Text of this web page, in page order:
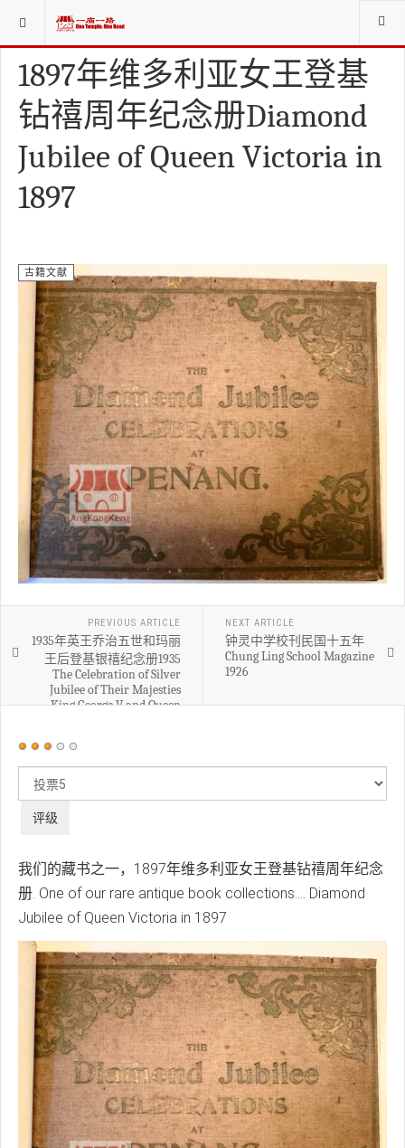
当前位置： 资料库LIBRARIES
1897年维多利亚女王登基
钻禧周年纪念册Diamond
Jubilee of Queen Victoria in
1897
古籍文献
PREVIOUS ARTICLE
1935年英王乔治五世和玛丽
王后登基银禧纪念册1935
The Celebration of Silver
Jubilee of Their Majesties
King George V and Queen
NEXT ARTICLE
钟灵中学校刊民国十五年
Chung Ling School Magazine
1926
用
价：3/
评
我们的藏书之一，1897年维多利亚女王登基钻禧周年纪念
册. One of our rare antique book collections.... Diamond
Jubilee of Queen Victoria in 1897